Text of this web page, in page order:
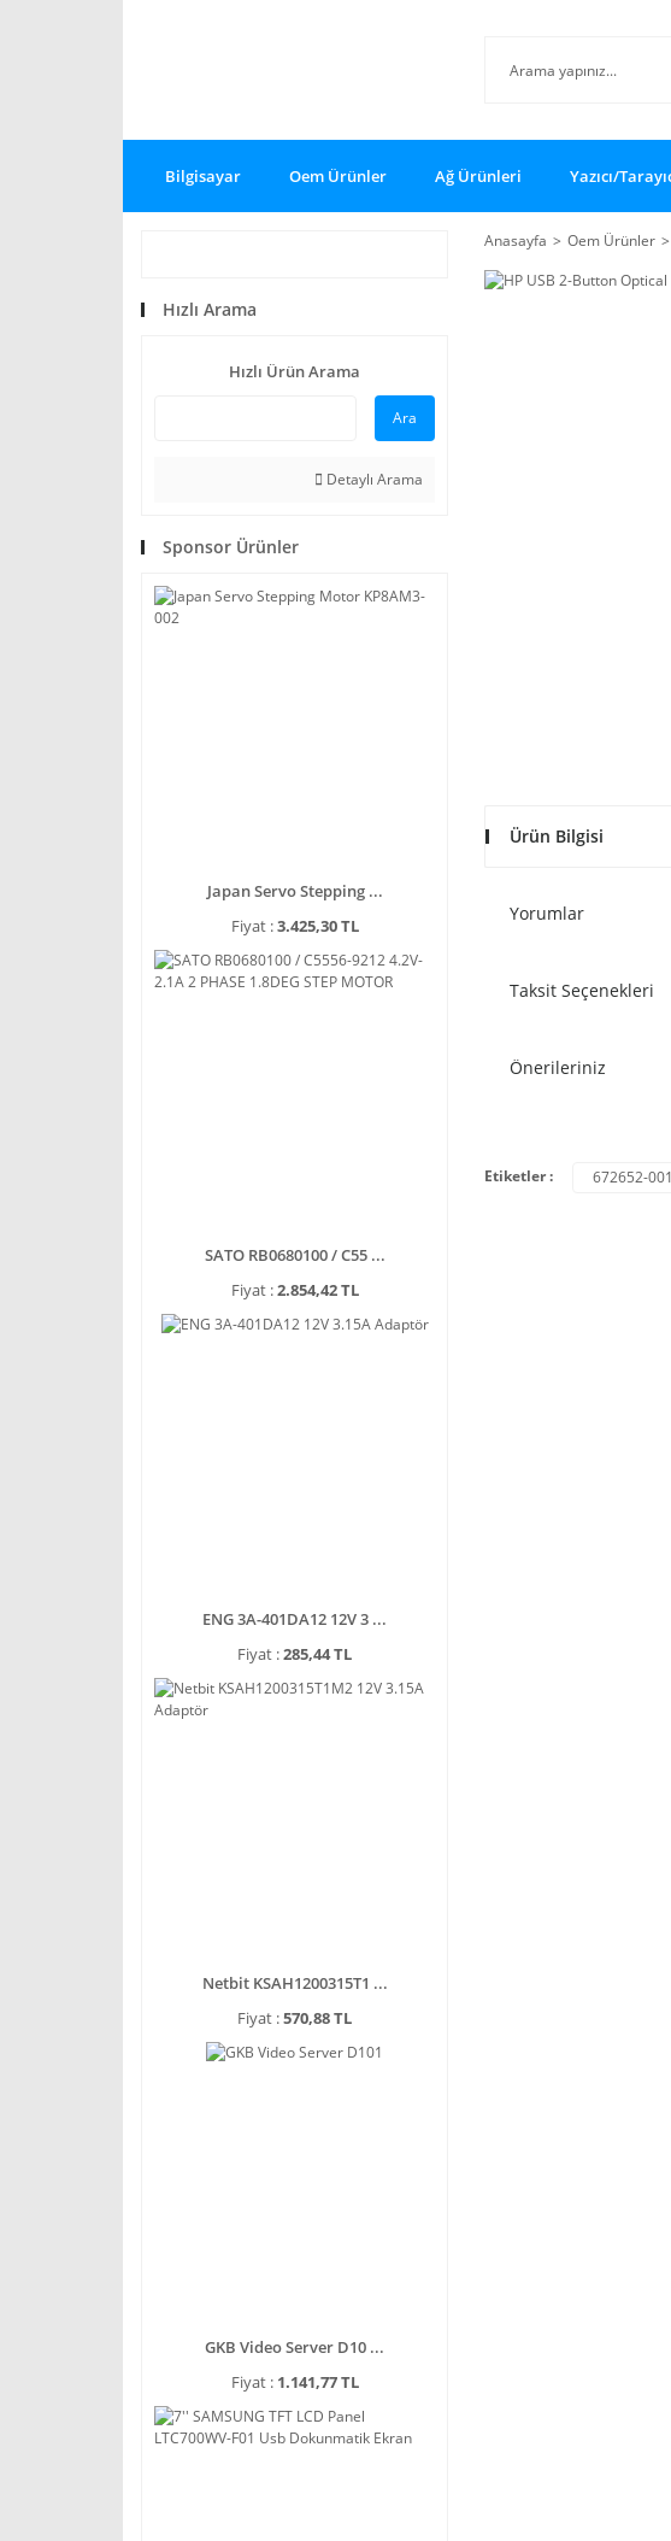
Bilgisayar Oem Ürünler Ağ Ürünleri Yazıcı/
Hızlı Arama
Hızlı Ürün Arama
Ara
Detaylı Arama
Sponsor Ürünler
Japan Servo Stepping ...
Fiyat :3.425,30 TL
SATO RB0680100 / C55 ...
Fiyat :2.854,42 TL
ENG 3A-401DA12 12V 3 ...
Fiyat :285,44 TL
Netbit KSAH1200315T1 ...
Fiyat :570,88 TL
GKB Video Server D10 ...
Fiyat : 1.141,77 TL
Anasayfa Oem Ürünler
Ürün Bilgisi
Yorumlar
Taksit Seçenekleri
Önerileriniz
Etiketler : 672652-001